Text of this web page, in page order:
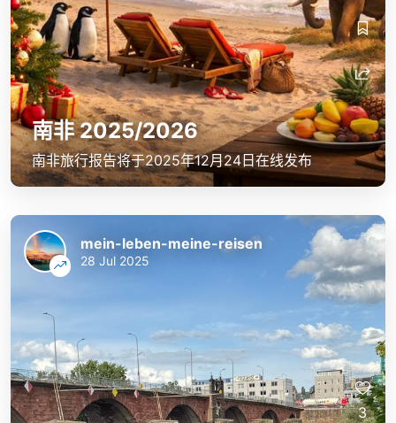
南非 2025/2026
南非旅行报告将于2025年12月24日在线发布
mein-leben-meine-reisen
28 Jul 2025
3